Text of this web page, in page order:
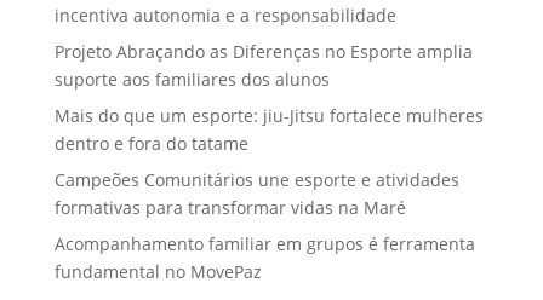
incentiva autonomia e a responsabilidade
Projeto Abraçando as Diferenças no Esporte amplia
suporte aos familiares dos alunos
Mais do que um esporte: jiu-Jitsu fortalece mulheres
dentro e fora do tatame
Campeões Comunitários une esporte e atividades
formativas para transformar vidas na Maré
Acompanhamento familiar em grupos é ferramenta
fundamental no MovePaz